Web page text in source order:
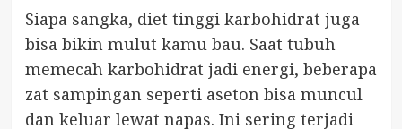
Siapa sangka, diet tinggi karbohidrat juga
bisa bikin mulut kamu bau. Saat tubuh
memecah karbohidrat jadi energi, beberapa
zat sampingan seperti aseton bisa muncul
dan keluar lewat napas. Ini sering terjadi